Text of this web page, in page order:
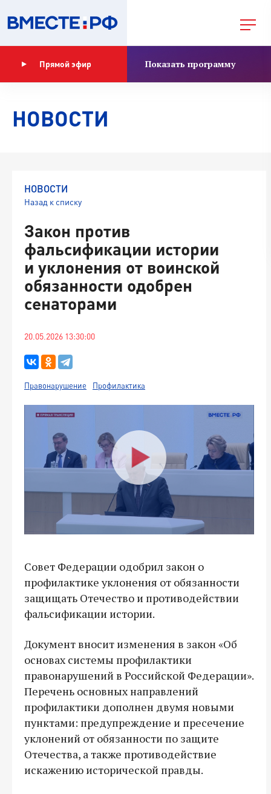
Прямой эфир Показать программу
НОВОСТИ
НОВОСТИ
Назад к списку
Закон против
фальсификации истории
и уклонения от воинской
обязанности одобрен
сенаторами
20.05.2026 13:30:00
Правонарушение Профилактика
Совет Федерации одобрил закон о
профилактике уклонения от обязанности
защищать Отечество и противодействии
фальсификации истории.
Документ вносит изменения в закон «Об
основах системы профилактики
правонарушений в Российской Федерации».
Перечень основных направлений
профилактики дополнен двумя новыми
пунктами: предупреждение и пресечение
уклонений от обязанности по защите
Отечества, а также противодействие
искажению исторической правды.